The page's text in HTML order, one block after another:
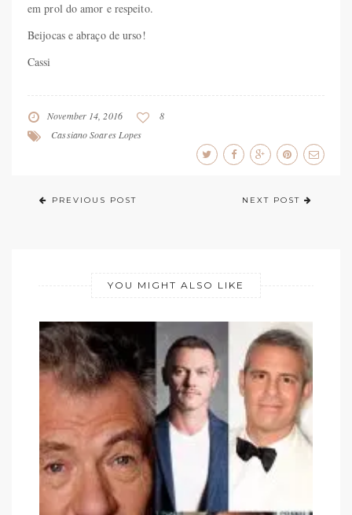
em prol do amor e respeito.
Beijocas e abraço de urso!
Cassi
November 14, 2016
8
Cassiano Soares Lopes
PREVIOUS POST NEXT POST
YOU MIGHT ALSO LIKE